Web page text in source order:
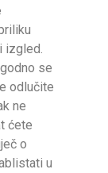
izgled.
se
odlučite
ne
ćete
o
u